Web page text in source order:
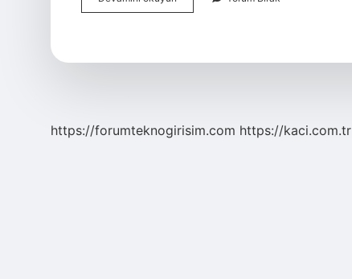
Kullandığı
https://forumteknogirisim.com https://kaci.com.tr